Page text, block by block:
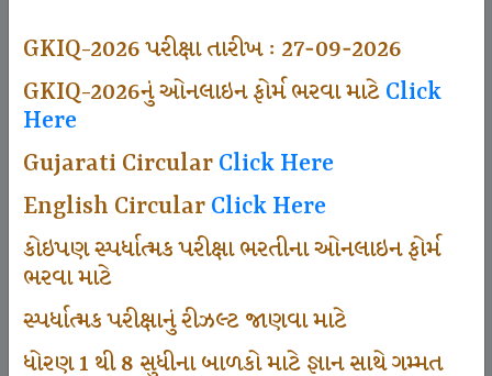
GKIQ-2026 પરીક્ષા તારીખ : 27-09-2026
GKIQ-2026નું ઓનલાઇન ફોર્મ ભરવા માટેClick
Here
Gujarati CircularClick Here
English CircularClick Here
કોઇપણ સ્પર્ધાત્મક પરીક્ષા ભરતીના ઓનલાઇન ફોર્મ
ભરવા માટે
સ્પર્ધાત્મક પરીક્ષાનું રીઝલ્ટ જાણવા માટે
ધોરણ 1 થી 8 સુધીના બાળકો માટે જ્ઞાન સાથે ગમ્મત
494
665
Sarvottam Karkirdi Subscripton